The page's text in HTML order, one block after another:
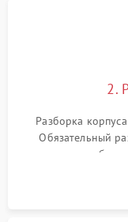
2.
Разборка
Обязательный
вспышки для
пыли, песка и